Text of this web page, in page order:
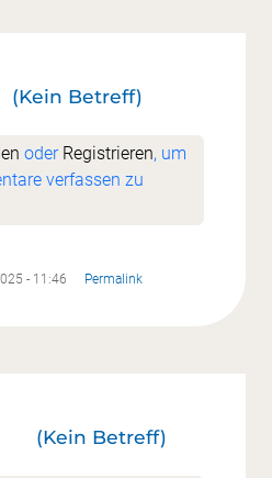
(Kein Betreff)
oder Registrieren, um
verfassen zu
- 11:46 Permalink
Betreff)vonTraude Prün
(Kein Betreff)